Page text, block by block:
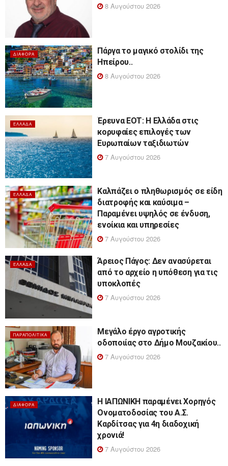
8 Αυγούστου 2026
ΔΙΆΦΟΡΑ
Πάργα το μαγικό στολίδι της
Ηπείρου..
8 Αυγούστου 2026
ΕΛΛΆΔΑ
Έρευνα ΕΟΤ: Η Ελλάδα στις
κορυφαίες επιλογές των
Ευρωπαίων ταξιδιωτών
7 Αυγούστου 2026
ΕΛΛΆΔΑ
Καλπάζει ο πληθωρισμός σε είδη
διατροφής και καύσιμα –
Παραμένει υψηλός σε ένδυση,
ενοίκια και υπηρεσίες
7 Αυγούστου 2026
ΕΛΛΆΔΑ
Άρειος Πάγος: Δεν ανασύρεται
από το αρχείο η υπόθεση για τις
υποκλοπές
7 Αυγούστου 2026
ΠΑΡΑΠΟΛΙΤΙΚΆ
Μεγάλο έργο αγροτικής
οδοποιίας στο Δήμο Μουζακίου..
7 Αυγούστου 2026
ΔΙΆΦΟΡΑ
Η ΙΑΠΩΝΙΚΗ παραμένει Χορηγός
Ονοματοδοσίας του Α.Σ.
Καρδίτσας για 4η διαδοχική
χρονιά!
7 Αυγούστου 2026